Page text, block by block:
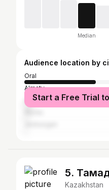
Median
Audience location by
Oral
Almaty
Astana
Start a Free Trial
5.
Kazakhstan